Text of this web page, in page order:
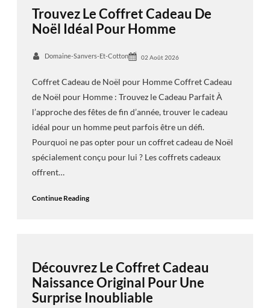
Trouvez Le Coffret Cadeau De
Noël Idéal Pour Homme
Domaine-Sanvers-Et-Cotton 02 Août 2026
Coffret Cadeau de Noël pour Homme Coffret Cadeau
de Noël pour Homme : Trouvez le Cadeau Parfait À
l’approche des fêtes de fin d’année, trouver le cadeau
idéal pour un homme peut parfois être un défi.
Pourquoi ne pas opter pour un coffret cadeau de Noël
spécialement conçu pour lui ? Les coffrets cadeaux
offrent…
Continue Reading
Découvrez Le Coffret Cadeau
Naissance Original Pour Une
Surprise Inoubliable